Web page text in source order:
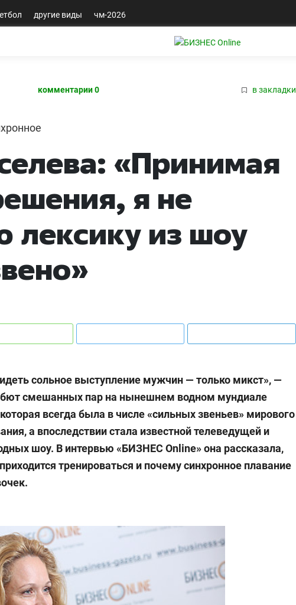
другие виды чм-2026
комментарии 0 в закладки
«Принимая
я не
лексику из шоу
сольное выступление мужчин — только микст», —
смешанных пар на нынешнем водном мундиале
всегда была в числе «сильных звеньев» мирового
а впоследствии стала известной телеведущей и
шоу. В интервью «БИЗНЕС Online» она рассказала,
тренироваться и почему синхронное плавание